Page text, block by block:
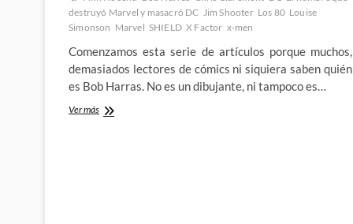
(parte
destruyó Marvel y masacró DC Jim Shooter Los 80 Louise
Simonson Marvel SHIELD X Factor x-men
Comenzamos esta serie de artículos porque muchos,
demasiados lectores de cómics ni siquiera saben quién
es Bob Harras. No es un dibujante, ni tampoco es…
Ver másEl